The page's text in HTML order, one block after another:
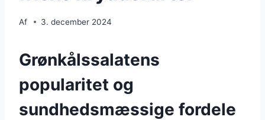
Af 3. december 2024
Grønkålssalatens
popularitet og
sundhedsmæssige fordele